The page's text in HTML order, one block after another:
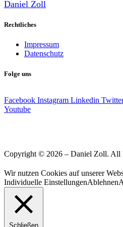
Daniel Zoll
Rechtliches
Impressum
Datenschutz
Folge uns
Facebook Instagram Linkedin
Youtube
Copyright © 2026 – Daniel Zoll. All
Wir nutzen Cookies auf unserer
Individuelle EinstellungenAblehnen
Schließen